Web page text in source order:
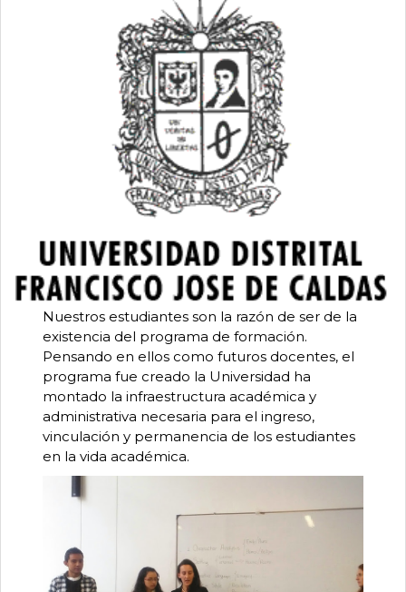
Nuestros estudiantes son la razón de ser de la
existencia del programa de formación.
Pensando en ellos como futuros docentes, el
programa fue creado la Universidad ha
montado la infraestructura académica y
administrativa necesaria para el ingreso,
vinculación y permanencia de los estudiantes
en la vida académica.